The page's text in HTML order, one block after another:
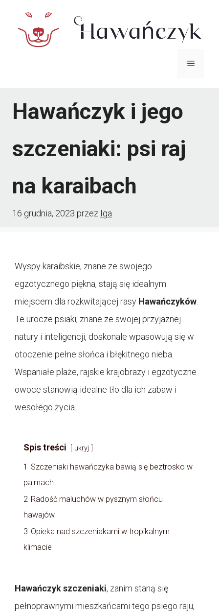
Menu
Hawańczyk i jego
szczeniaki: psi raj
na karaibach
16 grudnia, 2023 przez Iga
Wyspy karaibskie, znane ze swojego
egzotycznego piękna, stają się idealnym
miejscem dla rozkwitającej rasy Hawańczyków
Te urocze psiaki, znane ze swojej przyjaznej
natury i inteligencji, doskonale wpasowują się w
otoczenie pełne słońca i błękitnego nieba.
Wspaniałe plaże, rajskie krajobrazy i egzotyczne
owoce stanowią idealne tło dla ich zabaw i
wesołego życia.
Spis treści ukryj
1 Szczeniaki hawańczyka bawią się beztrosko w
palmach
2 Radość maluchów w pysznym słońcu
hawajów
3 Opieka nad szczeniakami w tropikalnym
klimacie
Hawańczyk szczeniaki, zanim staną się
pełnoprawnymi mieszkańcami tego psiego raju,